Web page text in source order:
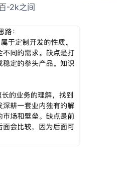
-2k之间